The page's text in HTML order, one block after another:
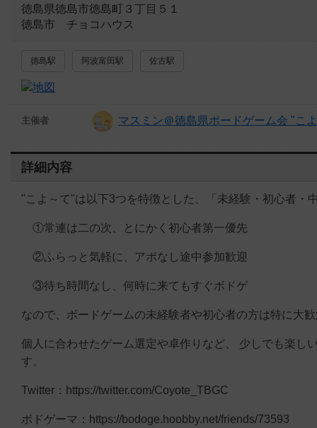
徳島県徳島市徳島町３丁目５１
徳島市 チョコハウス
徳島駅 阿波富田駅 佐古駅
主催者 マスミン＠徳島県ボードゲーム会 "こ
詳細内容
"こよ～て"は以下3つを特徴とした、「未経験・初心者・
①常連は二の次、とにかく初心者第一優先
②ふらっと気軽に、アポなし途中参加歓迎
③待ち時間なし、何時に来てもすぐボドゲ
なので、ボードゲームの未経験者や初心者の方は特に大
個人に合わせたゲーム選定や卓作りなど、 少しでも楽し
す。
Twitter：https://twitter.com/Coyote_TBGC
ボドゲーマ：https://bodoge.hoobby.net/friends/73593